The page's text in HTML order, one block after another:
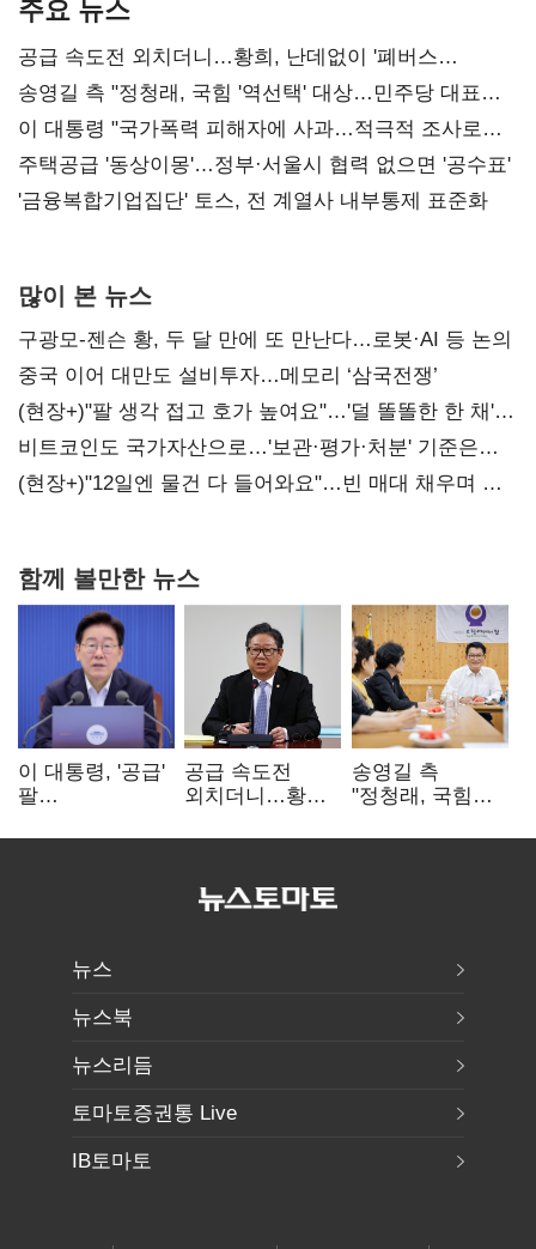
주요 뉴스
공급 속도전 외치더니…황희, 난데없이 '폐버스
리모델링' 제안
송영길 측 "정청래, 국힘 '역선택' 대상…민주당 대표로
총선 지휘 못해"
이 대통령 "국가폭력 피해자에 사과…적극적 조사로
진실 밝혀야"
주택공급 '동상이몽'…정부·서울시 협력 없으면 '공수표'
'금융복합기업집단' 토스, 전 계열사 내부통제 표준화
많이 본 뉴스
구광모-젠슨 황, 두 달 만에 또 만난다…로봇·AI 등 논의
중국 이어 대만도 설비투자…메모리 ‘삼국전쟁’
(현장+)"팔 생각 접고 호가 높여요"…'덜 똘똘한 한 채'
20억 키맞추기
비트코인도 국가자산으로…'보관·평가·처분' 기준은
숙제
(현장+)"12일엔 물건 다 들어와요"…빈 매대 채우며 문
함께 볼만한 뉴스
이 대통령, '공급'
팔
여 내부선
공급 속도전
외치더니…황희,
리모델링' 제안
송영길 측
"정청래, 국힘
민주당 대표로
뉴스
뉴스북
뉴스리듬
토마토증권통 Live
IB토마토